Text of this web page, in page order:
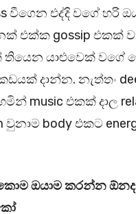
වීගෙන එද්දි වගේ හරි
එක්ක gossip එකක්
තියෙන යාළුවෙක් වගේ
දාන්න. නැත්තං
music එකක් දාල
වුනාම body එකට
ඔයාම කරන්න